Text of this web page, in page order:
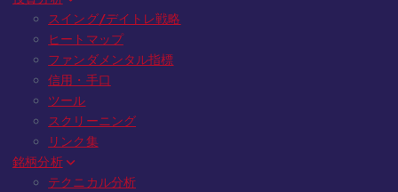
スイング/デイトレ戦略
ヒートマップ
ファンダメンタル指標
信用・手口
ツール
スクリーニング
リンク集
銘柄分析
テクニカル分析